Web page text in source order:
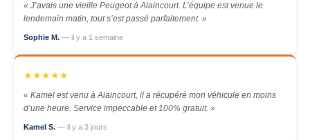
« J’avais une vieille Peugeot à Alaincourt. L’équipe est venue le
lendemain matin, tout s’est passé parfaitement. »
Sophie M. — il y a 1 semaine
★★★★★
« Kamel est venu à Alaincourt, il a récupéré mon véhicule en moins
d’une heure. Service impeccable et 100% gratuit. »
Kamel S. — il y a 3 jours